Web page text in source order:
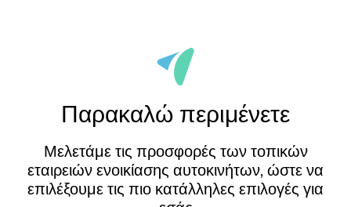
Παρακαλώ περιμένετε
Μελετάμε τις προσφορές των τοπικών
εταιρειών ενοικίασης αυτοκινήτων, ώστε να
επιλέξουμε τις πιο κατάλληλες επιλογές για